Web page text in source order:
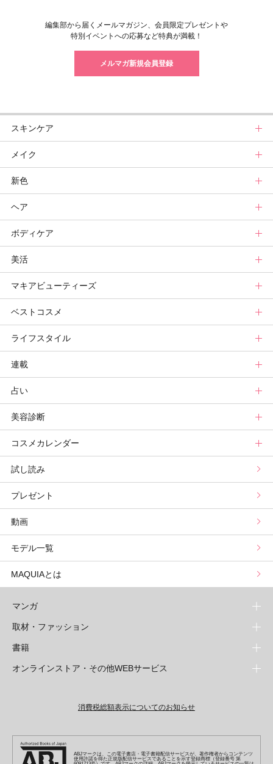
編集部から届くメールマガジン、会員限定プレゼントや
特別イベントへの応募など特典が満載！
メルマガ新規会員登録
スキンケア
スキンケアトップ
ニュース
スキンケアまとめ
スキンケア診断
メイク
メイクトップ
ニュース
メイクまとめ
ベースメイクカタログ
メイク診断
新色
新色トップ
クリスマスコフレ
秋新色
新色コスメスウォッチ
ビューティ速報
ヘア
ヘアトップ
ニュース
ヘアカタログ
ヘアまとめ
ヘア診断
ボディケア
ボディケアトップ
ニュース
ボディケアまとめ
ボディケア診断
美活
美活トップ
美活グランプリ
ヘルスケア・ダイエット
マキアビューティーズ
マキアビューティーズトップ
TOPビューティーズ一覧
ビューティーズ一覧
記事ランキング
メンバーランキング
ベストコスメ
ベストコスメトップ
ベストコスメ
読者ベスコス
プチプラコスメグランプリ
ブライトニング・UVグランプリ
プリュスベスコス
ライフスタイル
ライフスタイルトップ
ニュース
ライフスタイルまとめ
ライフスタイル診断
連載
連載トップ
マキアエディターズのオッス！推しコス
小林ひろ美のキレイはかけ算
小田ユイコのマニアックビューティREPORT
野毛まゆりの実況野毛Channel
星谷菜々の美に効くスイーツ
山本舞香のBeauty Script
占い
占いトップ
Keikoの月星座占い
三島キアリーの12星座別 恋愛運&美容運
動物キャラナビ占い
ムーン・リーの運を呼び寄せる香り
美容診断
美容診断トップ
パーソナルカラー診断
顔タイプ髪型診断
コスメカレンダー
コスメカレンダートップ
検索
試し読み
プレゼント
動画
モデル一覧
MAQUIAとは
マンガ
少年マンガ
週刊少年ジャンプ
少年ジャンプ+
ZEBRACK
ジャンプルーキー！
青年マンガ
少年ジャンプ+
集英社コミック文庫
少女マンガ
集英社コミック文庫
りぼん
ジャンプTOON
S-MANGA
集英社コミック文庫
取材・ファッション
ファッション・美容
Seventeen
LEE
芸能・情報・スポーツ
Sportiva
パラスポ
書籍
文芸・文庫・総合
web 集英社文庫
青春と読書
1日5分で、明日は変わる よみタイ yomitai
集英社ビジネス書
集英社新書
ライトノベル・ノベライズ
JUMP j-BOOKS
ダッシュエックス文庫公式サイト
集英社みらい文庫
オンラインストア・その他WEBサービス
ジャンプキャラクターズストア
HAPPY PLUS STORE
その他WEBサービス
集英社エディターズ・ラボ
消費税総額表示についてのお知らせ
ABJマークは、この電子書店・電子書籍配信サービスが、著作権者からコンテンツ
使用許諾を得た正規版配信サービスであることを示す登録商標（登録番号 第